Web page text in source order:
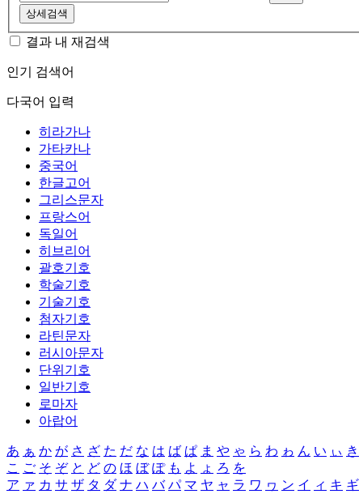
상세검색
결과 내 재검색
인기 검색어
다국어 입력
히라가나
가타카나
중국어
한글고어
그리스문자
프랑스어
독일어
히브리어
괄호기호
학술기호
기술기호
첨자기호
라틴문자
러시아문자
단위기호
일반기호
로마자
아랍어
あ ぁ か が さ ざ た だ な は ば ぱ ま や ゃ ら わ ゎ ん い ぃ き
こ ご そ ぞ と ど の ほ ぼ ぽ も よ ょ ろ を
ア ァ カ サ ザ タ ダ ナ ハ バ パ マ ヤ ャ ラ ワ ヮ ン イ ィ キ ギ